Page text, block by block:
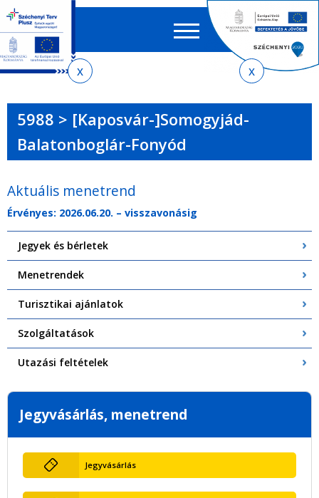
menetrendkeresőhöz
almenühöz
tartalomra
oldaltérképre
EN HU
űrlap
5988 > [Kaposvár-]Somogyjád-
Balatonboglár-Fonyód
Aktuális menetrend
Érvényes: 2026.06.20. – visszavonásig
Jegyek és bérletek
Menetrendek
Turisztikai ajánlatok
Szolgáltatások
Utazási feltételek
Jegyvásárlás, menetrend
Jegyvásárlás